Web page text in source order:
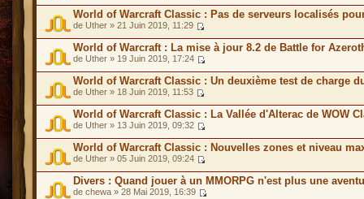
World of Warcraft Classic : Pas de serveurs localisés
de Uther » 21 Juin 2019, 11:29
World of Warcraft : La mise à jour 8.2 de Battle for
de Uther » 19 Juin 2019, 17:24
World of Warcraft Classic : Un deuxième test de charge
de Uther » 18 Juin 2019, 11:53
World of Warcraft Classic : La Vallée d'Alterac de WOW
de Uther » 13 Juin 2019, 09:32
World of Warcraft Classic : Nouvelles zones et niveau
de Uther » 05 Juin 2019, 09:24
Divers : Quand jouer à un MMORPG n'est plus une
de chewa » 28 Mai 2019, 16:39